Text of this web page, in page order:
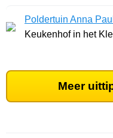
Poldertuin Anna
Keukenhof in het
Meer